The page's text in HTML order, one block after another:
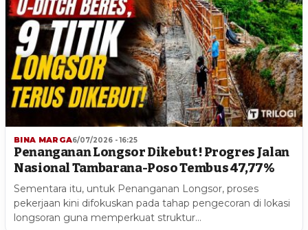
BINA MARGA6/07/2026 - 16:25
Penanganan Longsor Dikebut ! Progres Jalan
Nasional Tambarana-Poso Tembus 47,77%
Sementara itu, untuk Penanganan Longsor, proses
pekerjaan kini difokuskan pada tahap pengecoran di lokasi
longsoran guna memperkuat struktur…